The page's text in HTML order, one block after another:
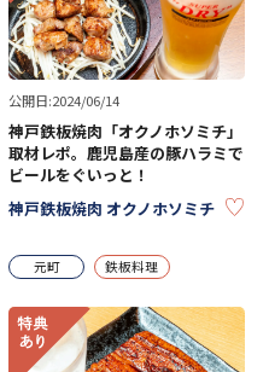
KEEP
公開日:2024/06/14
神戸鉄板焼肉「オクノホソミチ」
取材レポ。鹿児島産の豚ハラミで
ビールをぐいっと！
神戸鉄板焼肉 オクノホソミチ
元町 鉄板料理